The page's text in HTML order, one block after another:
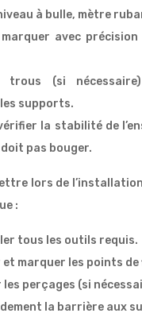
à bulle, mètre
marquer avec
trous (si
supports.
la stabilité de
pas bouger.
lors de
:
tous les outils requis.
et marquer les points
les perçages (si
la barrière aux